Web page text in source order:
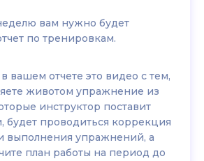
вам нужно будет
по тренировкам.
вашем отчете это видео с тем,
животом упражнение из
инструктор поставит
будет проводиться коррекция
выполнения упражнений, а
план работы на период до